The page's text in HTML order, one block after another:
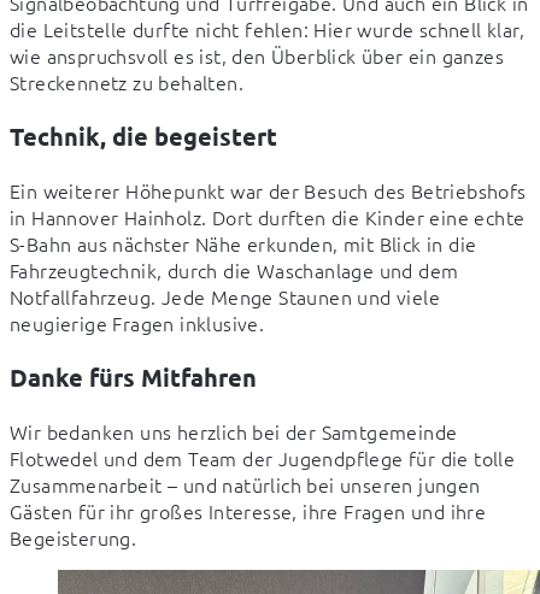
die Leitstelle durfte nicht fehlen: Hier wurde schnell klar,
wie anspruchsvoll es ist, den Überblick über ein ganzes
Streckennetz zu behalten.
Technik, die begeistert
Ein weiterer Höhepunkt war der Besuch des Betriebshofs
in Hannover Hainholz. Dort durften die Kinder eine echte
S-Bahn aus nächster Nähe erkunden, mit Blick in die
Fahrzeugtechnik, durch die Waschanlage und dem
Notfallfahrzeug. Jede Menge Staunen und viele
neugierige Fragen inklusive.
Danke fürs Mitfahren
Wir bedanken uns herzlich bei der Samtgemeinde
Flotwedel und dem Team der Jugendpflege für die tolle
Zusammenarbeit – und natürlich bei unseren jungen
Gästen für ihr großes Interesse, ihre Fragen und ihre
Begeisterung.